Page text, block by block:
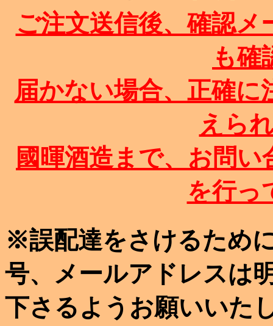
ご注文送信後、確認
も確
届かない場合、正確
えら
國暉酒造まで、お問
を行っ
※誤配達をさけるため
号、メールアドレスは
下さるようお願いいた